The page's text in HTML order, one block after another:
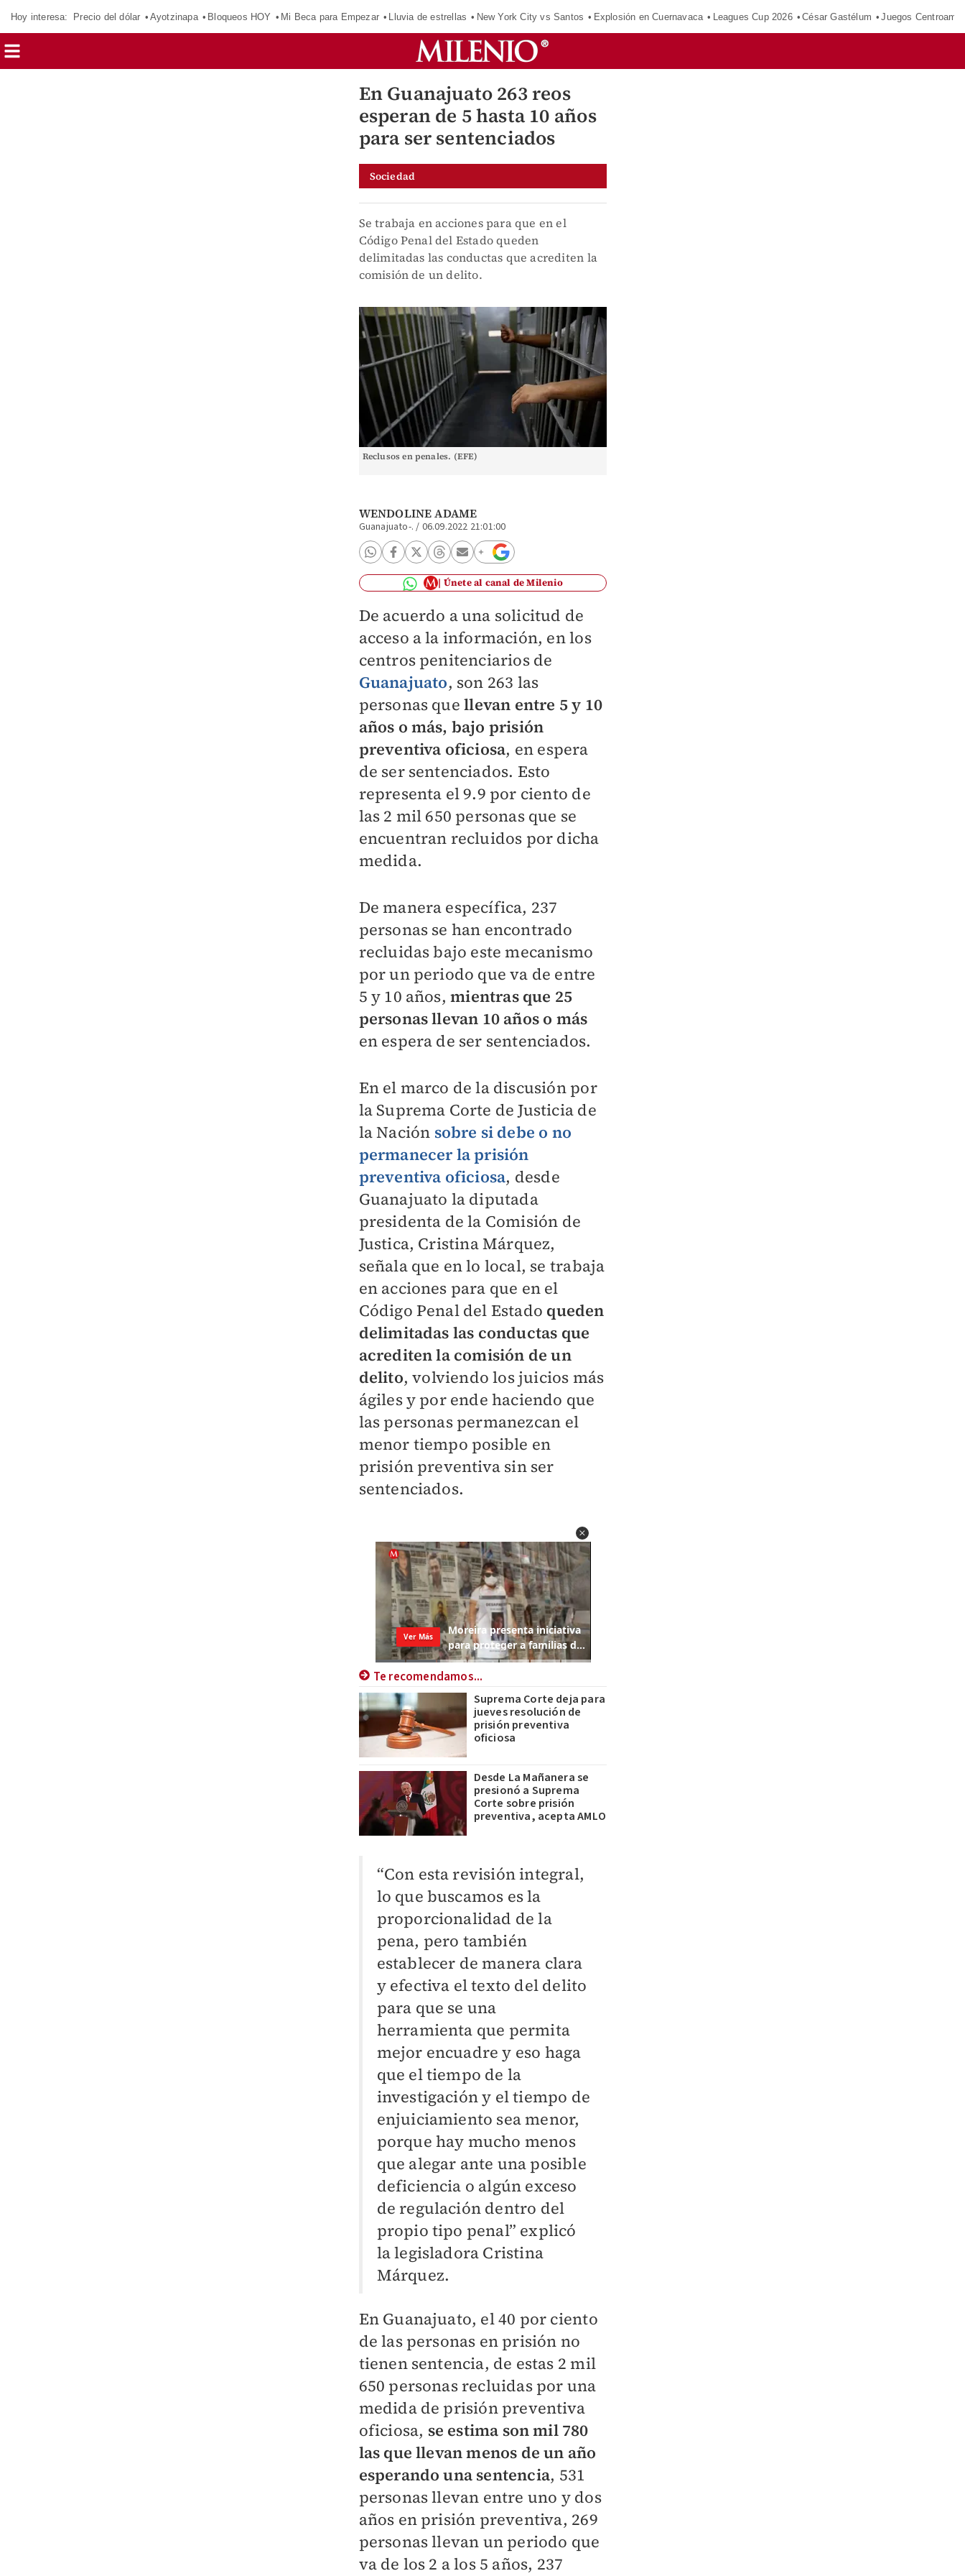
Hoy interesa: Precio del dólar Ayotzinapa Bloqueos HOY Mi Beca para Empezar Lluvia de estrellas New York City vs Santos Explosión en Cuernavaca Leagues Cup 2026 César Gastélum Juegos
En Guanajuato 263 reos
esperan de 5 hasta 10 años
para ser sentenciados
Sociedad
Se trabaja en acciones para que en el
Código Penal del Estado queden
delimitadas las conductas que acrediten la
comisión de un delito.
Reclusos en penales. (EFE)
WENDOLINE ADAME
Guanajuato-. / 06.09.2022 21:01:00
Únete al canal de Milenio
De acuerdo a una solicitud de
acceso a la información, en los
centros penitenciarios de
Guanajuato, son 263 las
personas que llevan entre 5 y 10
años o más, bajo prisión
preventiva oficiosa, en espera
de ser sentenciados. Esto
representa el 9.9 por ciento de
las 2 mil 650 personas que se
encuentran recluidos por dicha
medida.
De manera específica, 237
personas se han encontrado
recluidas bajo este mecanismo
por un periodo que va de entre
5 y 10 años, mientras que 25
personas llevan 10 años o más
en espera de ser sentenciados.
En el marco de la discusión por
la Suprema Corte de Justicia de
la Nación sobre si debe o no
permanecer la prisión
preventiva oficiosa, desde
Guanajuato la diputada
presidenta de la Comisión de
Justica, Cristina Márquez,
señala que en lo local, se trabaja
en acciones para que en el
Código Penal del Estado queden
delimitadas las conductas que
acrediten la comisión de un
delito, volviendo los juicios más
ágiles y por ende haciendo que
las personas permanezcan el
menor tiempo posible en
prisión preventiva sin ser
sentenciados.
Te recomendamos...
Suprema Corte deja para
jueves resolución de
prisión preventiva
oficiosa
Desde La Mañanera se
presionó a Suprema
Corte sobre prisión
preventiva, acepta AMLO
“Con esta revisión integral,
lo que buscamos es la
proporcionalidad de la
pena, pero también
establecer de manera clara
y efectiva el texto del delito
para que se una
herramienta que permita
mejor encuadre y eso haga
que el tiempo de la
investigación y el tiempo de
enjuiciamiento sea menor,
porque hay mucho menos
que alegar ante una posible
deficiencia o algún exceso
de regulación dentro del
propio tipo penal” explicó
la legisladora Cristina
Márquez.
En Guanajuato, el 40 por ciento
de las personas en prisión no
tienen sentencia, de estas 2 mil
650 personas recluidas por una
medida de prisión preventiva
oficiosa, se estima son mil 780
las que llevan menos de un año
esperando una sentencia, 531
personas llevan entre uno y dos
años en prisión preventiva, 269
personas llevan un periodo que
va de los 2 a los 5 años, 237